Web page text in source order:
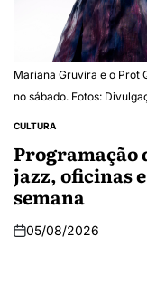
Mariana Gruvira e o Prot
no sábado. Fotos:
CULTURA
Programação
jazz, oficinas
semana
05/08/2026